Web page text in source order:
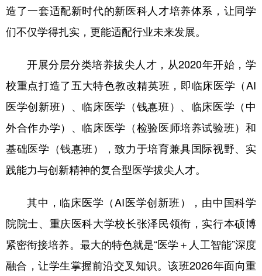
造了一套适配新时代的新医科人才培养体系，让同学
们不仅学得扎实，更能适配行业未来发展。
开展分层分类培养拔尖人才，从2020年开始，学
校重点打造了五大特色教改精英班，即临床医学（AI
医学创新班）、临床医学（钱惪班）、临床医学（中
外合作办学）、临床医学（检验医师培养试验班）和
基础医学（钱惪班），致力于培育兼具国际视野、实
践能力与创新精神的复合型医学拔尖人才。
其中，临床医学（AI医学创新班），由中国科学
院院士、重庆医科大学校长张泽民领衔，实行本硕博
紧密衔接培养。最大的特色就是“医学＋人工智能”深度
融合，让学生掌握前沿交叉知识。该班2026年面向重